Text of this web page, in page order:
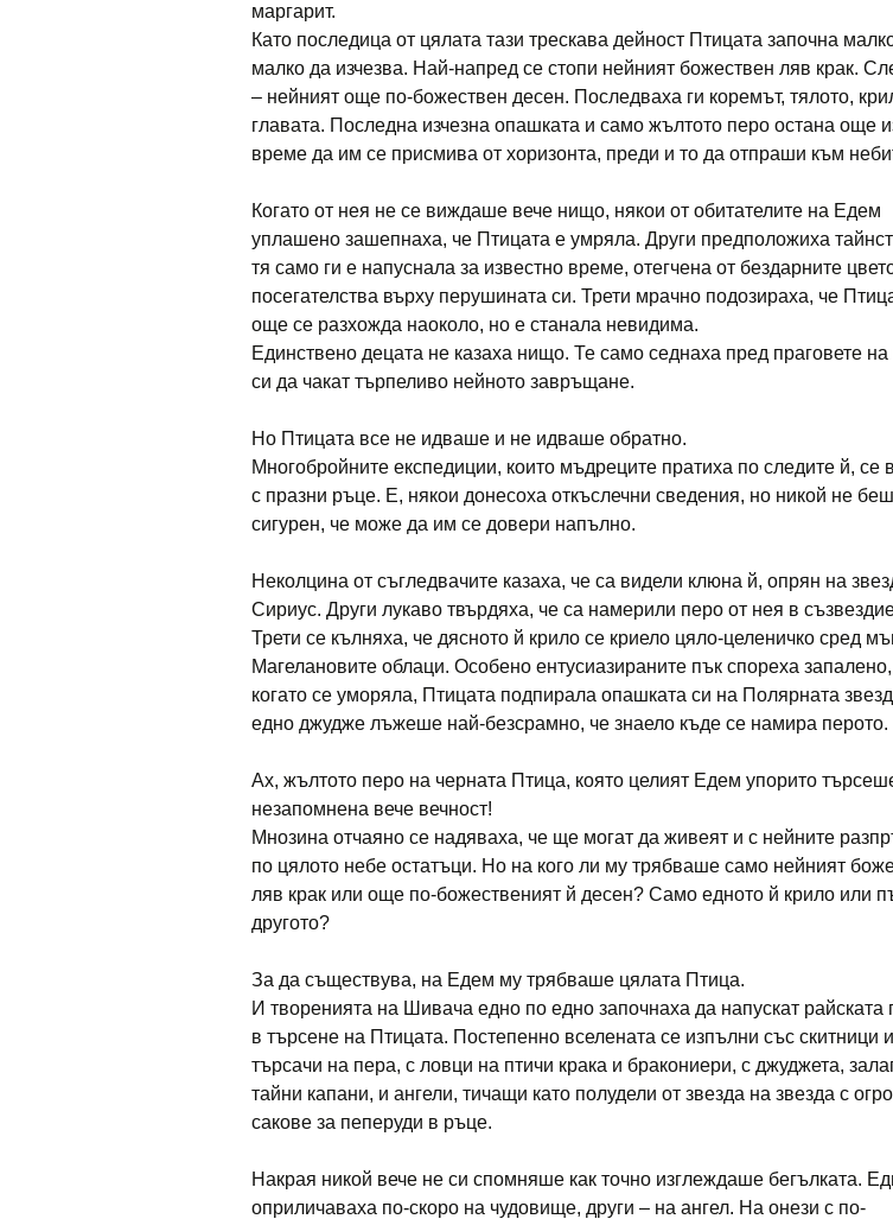
маргарит.
Като последица от цялата тази трескава дейност Птицата започна
малко да изчезва. Най-напред се стопи нейният божествен ляв крак.
– нейният още по-божествен десен. Последваха ги коремът, тялото,
главата. Последна изчезна опашката и само жълтото перо остана още
време да им се присмива от хоризонта, преди и то да отпраши към
Когато от нея не се виждаше вече нищо, някои от обитателите на Едем
уплашено зашепнаха, че Птицата е умряла. Други предположиха
тя само ги е напуснала за известно време, отегчена от бездарните
посегателства върху перушината си. Трети мрачно подозираха, че
още се разхожда наоколо, но е станала невидима.
Единствено децата не казаха нищо. Те само седнаха пред праговете
си да чакат търпеливо нейното завръщане.
Но Птицата все не идваше и не идваше обратно.
Многобройните експедиции, които мъдреците пратиха по следите й, се
с празни ръце. Е, някои донесоха откъслечни сведения, но никой не
сигурен, че може да им се довери напълно.
Неколцина от съгледвачите казаха, че са видели клюна й, опрян на
Сириус. Други лукаво твърдяха, че са намерили перо от нея в
Трети се кълняха, че дясното й крило се криело цяло-целеничко сред
Магелановите облаци. Особено ентусиазираните пък спореха
когато се уморяла, Птицата подпирала опашката си на Полярната
едно джудже лъжеше най-безсрамно, че знаело къде се намира перото.
Ах, жълтото перо на черната Птица, която целият Едем упорито
незапомнена вече вечност!
Мнозина отчаяно се надяваха, че ще могат да живеят и с нейните
по цялото небе остатъци. Но на кого ли му трябваше само нейният
ляв крак или още по-божественият й десен? Само едното й крило или
другото?
За да съществува, на Едем му трябваше цялата Птица.
И творенията на Шивача едно по едно започнаха да напускат райската
в търсене на Птицата. Постепенно вселената се изпълни със скитници и
търсачи на пера, с ловци на птичи крака и бракониери, с джуджета,
тайни капани, и ангели, тичащи като полудели от звезда на звезда с
сакове за пеперуди в ръце.
Накрая никой вече не си спомняше как точно изглеждаше бегълката.
оприличаваха по-скоро на чудовище, други – на ангел. На онези с по-